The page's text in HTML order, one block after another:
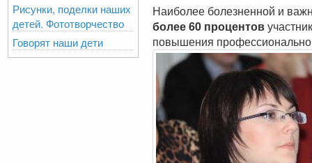
Рисунки, поделки наших
детей. Фототворчество
Говорят наши дети
Наиболее болезненной и
более 60 процентов
повышения